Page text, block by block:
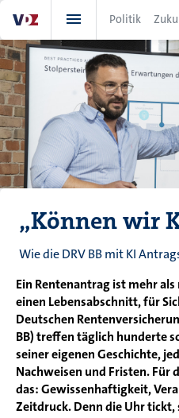
zum
Inhalt
Politik
„Können wir
Wie die DRV BB mit KI
Ein Rentenantrag ist mehr
einen Lebensabschnitt, für
Deutschen
BB) treffen täglich hunderte
seiner eigenen Geschichte,
Nachweisen und Fristen.
das: Gewissenhaftigkeit,
Zeitdruck. Denn die Uhr